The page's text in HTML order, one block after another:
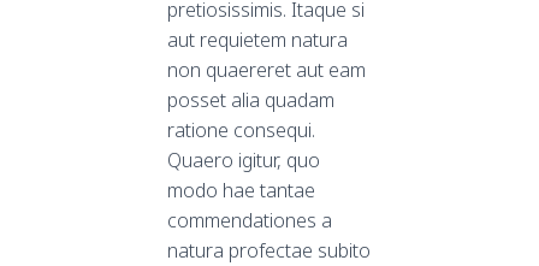
pretiosissimis. Itaque si
aut requietem natura
non quaereret aut eam
posset alia quadam
ratione consequi.
Quaero igitur, quo
modo hae tantae
commendationes a
natura profectae subito